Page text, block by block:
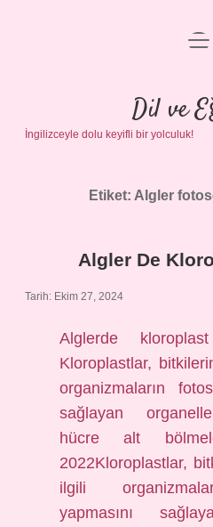
Gizlilik
Yasal
Dil ve
İngilizceyle dolu keyifli bir yolculuk!
Etiket: Algler
Algler De
Tarih: Ekim 27, 2024
Alglerde
Kloroplastlar,
organizmaların
sağlayan
hücre alt
2022Kloroplastlar,
ilgili
yapmasını